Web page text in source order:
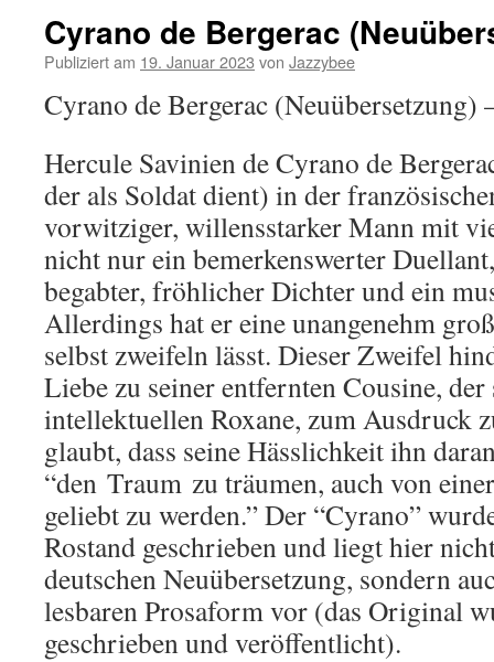
Cyrano de Bergerac
Publiziert am 19. Januar 2023 von Jazzybee
Cyrano de Bergerac (Neuübersetzung)
Hercule Savinien de Cyrano de
der als Soldat dient) in der
vorwitziger, willensstarker Mann mit
nicht nur ein bemerkenswerter
begabter, fröhlicher Dichter und ein
Allerdings hat er eine unangenehm
selbst zweifeln lässt. Dieser Zweifel
Liebe zu seiner entfernten Cousine, der
intellektuellen Roxane, zum Ausdruck
glaubt, dass seine Hässlichkeit ihn
“den Traum zu träumen, auch von
geliebt zu werden.” Der “Cyrano”
Rostand geschrieben und liegt hier
deutschen Neuübersetzung, sondern
lesbaren Prosaform vor (das Original
geschrieben und veröffentlicht).